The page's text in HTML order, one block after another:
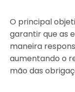
O principal
garantir que as
maneira
aumentando o
mão das